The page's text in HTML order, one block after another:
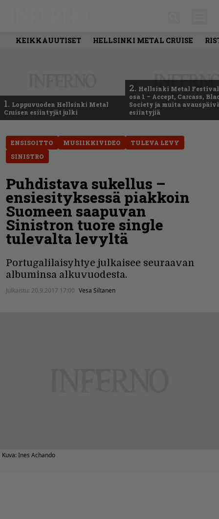
KEIKKAUUTISET HELLSINKI METAL CRUISE
1. Loppuvuoden Hellsinki Metal
Cruisen esiintyjät julki
2. Hellsinki Metal
osa 1 – Accept, Carcass,
Society ja muita
esiintyjiä
ENSISOITTO MUSIIKKIVIDEO
TULEVA LEVY
SINISTRO
Puhdistava sukellus –
ensiesityksessä piakkoin
Suomeen saapuvan
Sinistron tuore single
tulevalta levyltä
Portugalilaisyhtye julkaisee seuraavan
albuminsa alkuvuodesta.
Julkaistu: 20.9.2017 17:00 Vesa Siltanen
Kuva: Ines Achando